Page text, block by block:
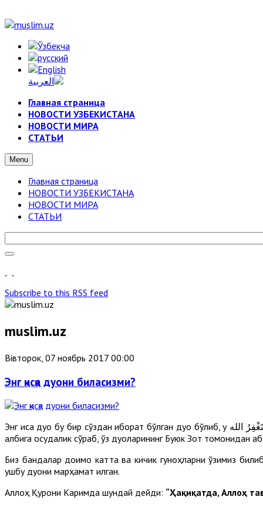
Главная страница
НОВОСТИ УЗБЕКИСТАНА
НОВОСТИ МИРА
СТАТЬИ
Menu
Главная страница
НОВОСТИ УЗБЕКИСТАНА
НОВОСТИ МИРА
СТАТЬИ
Subscribe to this RSS feed
muslim.uz
Вівторок, 07 ноябрь 2017 00:00
Энг қисқа дуони биласизми?
Энг қисқа дуо бу бир сўздан иборат бўлган дуо бўлиб, у أَسْتَغْفِرُ الله “Астағфируллоҳ”дир. “Аллоҳим ўзингдан кечиришингни сўрайман!” деган маънони беради. Ушбу дуо инсон
қалбига осудалик сўраб, ўз дуоларининг Буюк Зот томонидан
Биз бандалар доимо катта ва кичик гуноҳларни ўзимиз
ушбу дуони марҳамат қилган.
Аллоҳ Қурони Каримда шундай дейди: “Ҳақиқатда, Аллоҳ